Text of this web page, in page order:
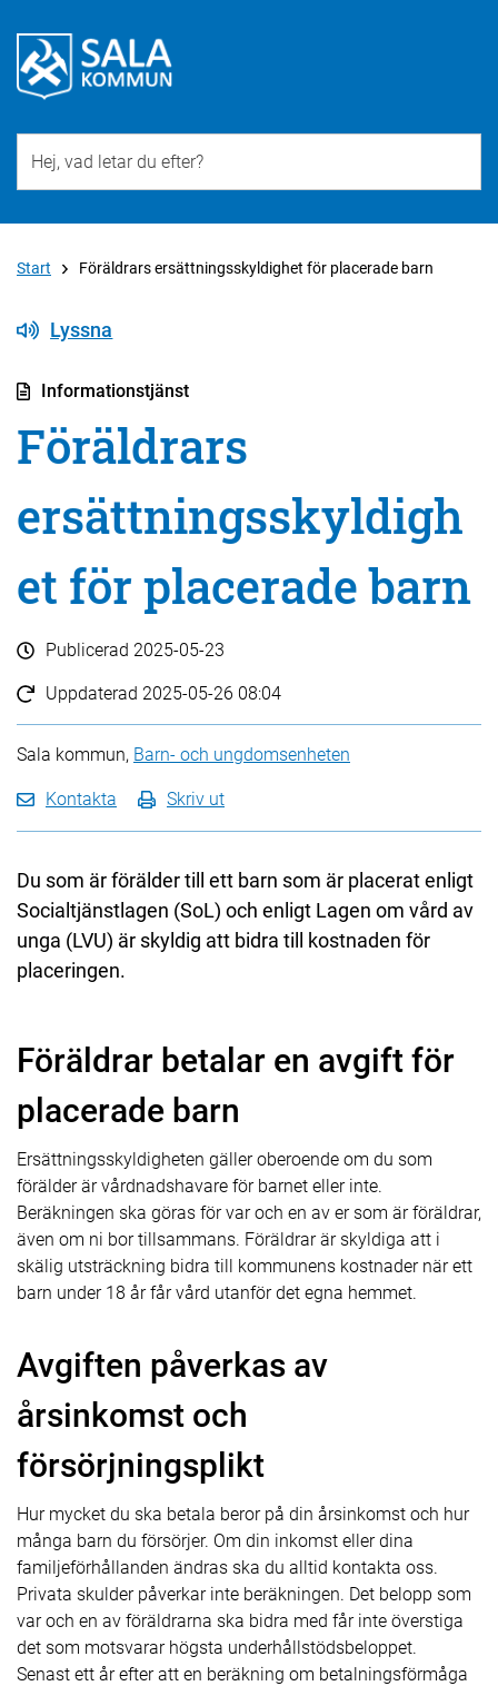
Start Föräldrars ersättningsskyldighet för placerade barn
Lyssna
Informationstjänst
Föräldrars
ersättningsskyldigh
et för placerade barn
Publicerad 2025-05-23
Uppdaterad 2025-05-26 08:04
Sala kommun, Barn- och ungdomsenheten
Kontakta Skriv ut
Du som är förälder till ett barn som är placerat enligt
Socialtjänstlagen (SoL) och enligt Lagen om vård av
unga (LVU) är skyldig att bidra till kostnaden för
placeringen.
Föräldrar betalar en avgift för
placerade barn
Ersättningsskyldigheten gäller oberoende om du som
förälder är vårdnadshavare för barnet eller inte.
Beräkningen ska göras för var och en av er som är föräldrar,
även om ni bor tillsammans. Föräldrar är skyldiga att i
skälig utsträckning bidra till kommunens kostnader när ett
barn under 18 år får vård utanför det egna hemmet.
Avgiften påverkas av
årsinkomst och
försörjningsplikt
Hur mycket du ska betala beror på din årsinkomst och hur
många barn du försörjer. Om din inkomst eller dina
familjeförhållanden ändras ska du alltid kontakta oss.
Privata skulder påverkar inte beräkningen. Det belopp som
var och en av föräldrarna ska bidra med får inte överstiga
det som motsvarar högsta underhållstödsbeloppet.
Senast ett år efter att en beräkning om betalningsförmåga